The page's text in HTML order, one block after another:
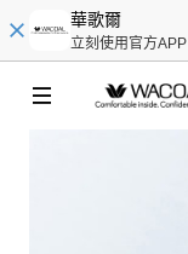
華歌爾
立刻使用官方APP